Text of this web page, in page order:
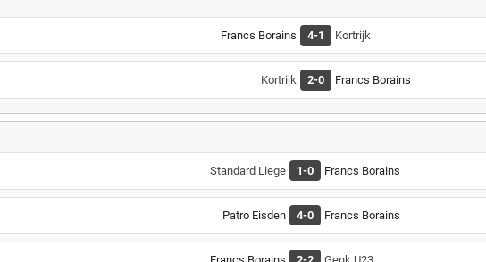
Francs Borains 4-1 Kortrijk
Kortrijk 2-0 Francs Borains
Standard Liege 1-0 Francs Borains
Patro Eisden 4-0 Francs Borains